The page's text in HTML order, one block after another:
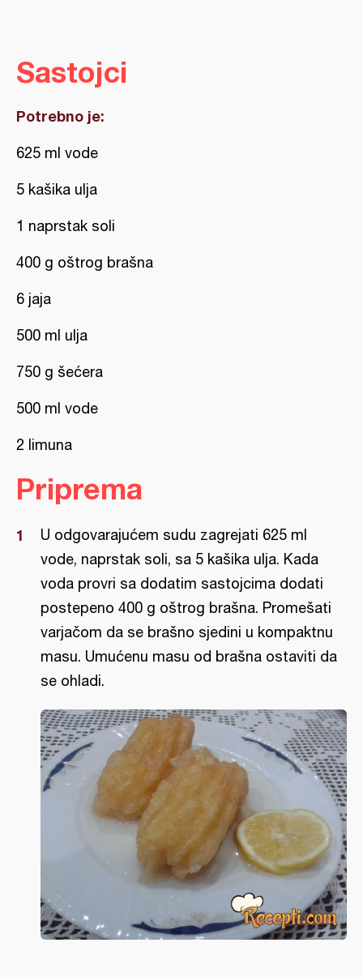
Sastojci
Potrebno je:
625 ml vode
5 kašika ulja
1 naprstak soli
400 g oštrog brašna
6 jaja
500 ml ulja
750 g šećera
500 ml vode
2 limuna
Priprema
U odgovarajućem sudu zagrejati 625 ml
vode, naprstak soli, sa 5 kašika ulja. Kada
voda provri sa dodatim sastojcima dodati
postepeno 400 g oštrog brašna. Promešati
varjačom da se brašno sjedini u kompaktnu
masu. Umućenu masu od brašna ostaviti da
se ohladi.